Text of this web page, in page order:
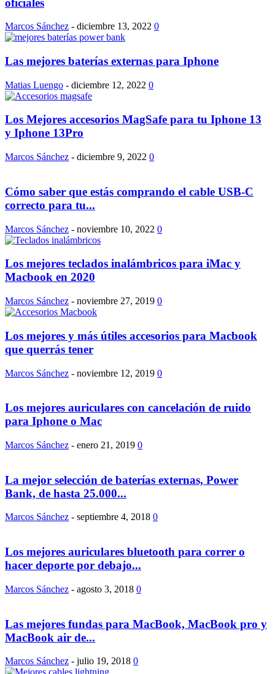
Marcos Sánchez - diciembre 13, 2022 0
Las mejores baterías externas para Iphone
Matias Luengo - diciembre 12, 2022 0
Los Mejores accesorios MagSafe para tu Iphone 13
y Iphone 13Pro
Marcos Sánchez - diciembre 9, 2022 0
Cómo saber que estás comprando el cable USB-C
correcto para tu...
Marcos Sánchez - noviembre 10, 2022 0
Los mejores teclados inalámbricos para iMac y
Macbook en 2020
Marcos Sánchez - noviembre 27, 2019 0
Los mejores y más útiles accesorios para Macbook
que querrás tener
Marcos Sánchez - noviembre 12, 2019 0
Los mejores auriculares con cancelación de ruido
para Iphone o Mac
Marcos Sánchez - enero 21, 2019 0
La mejor selección de baterías externas, Power
Bank, de hasta 25.000...
Marcos Sánchez - septiembre 4, 2018 0
Los mejores auriculares bluetooth para correr o
hacer deporte por debajo...
Marcos Sánchez - agosto 3, 2018 0
Las mejores fundas para MacBook, MacBook pro y
MacBook air de...
Marcos Sánchez - julio 19, 2018 0